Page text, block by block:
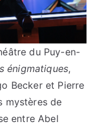
du Puy-en-
énigmatiques,
Becker et Pierre
mystères de
entre Abel